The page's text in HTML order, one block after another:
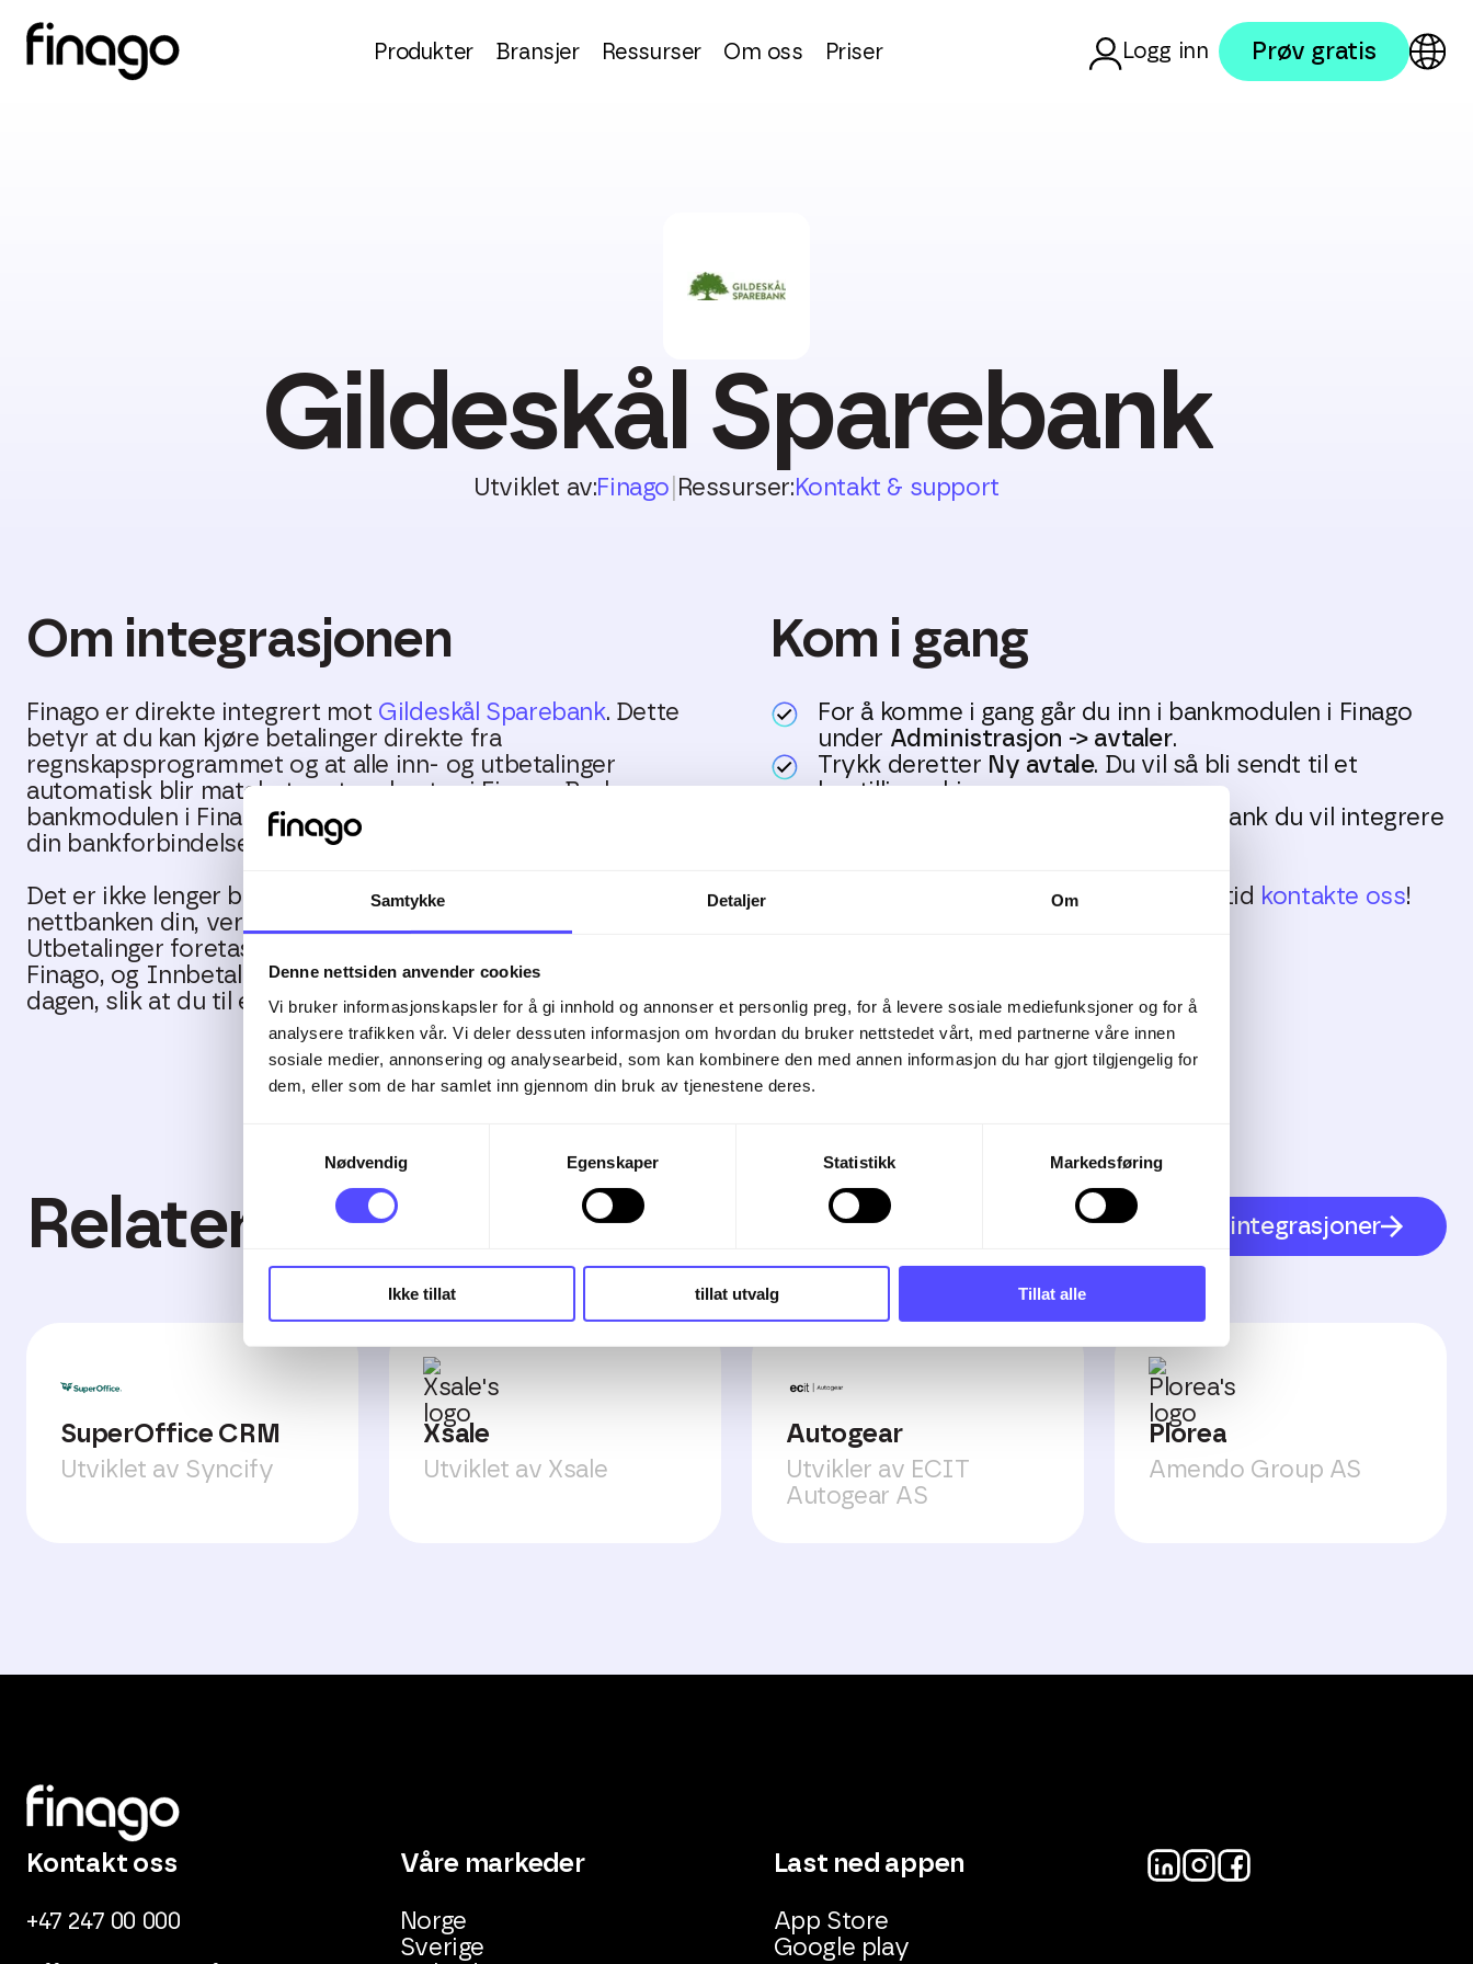
Samtykke Detaljer Om
Denne nettsiden anvender cookies
Vi bruker informasjonskapsler for å gi innhold og annonser et personlig preg, for å levere sosiale mediefunksjoner og for å
analysere trafikken vår. Vi deler dessuten informasjon om hvordan du bruker nettstedet vårt, med partnerne våre innen
sosiale medier, annonsering og analysearbeid, som kan kombinere den med annen informasjon du har gjort tilgjengelig for
dem, eller som de har samlet inn gjennom din bruk av tjenestene deres.
Nødvendig
Egenskaper Statistikk Markedsføring
Ikke tillat tillat utvalg Tillat alle
Produkter Bransjer Ressurser Om oss Priser Logg inn Prøv gratis
Gildeskål Sparebank
Utviklet av:Finago Ressurser:Kontakt & support
Om integrasjonen
Finago er direkte integrert mot Gildeskål Sparebank. Dette
betyr at du kan kjøre betalinger direkte fra
regnskapsprogrammet og at alle inn- og utbetalinger
automatisk blir matchet mot reskontro i Finago. Bruk
bankmodulen i Finago og utnytt effektiv samhandling med
din bankforbindelse.
Det er ikke lenger behov for å laste filer opp og ned i
nettbanken din, verken i forhold til inn- eller utbetalinger.
Utbetalinger foretas automatisk etter at du har godkjent de i
Finago, og Innbetalinger hentes automatisk flere ganger om
dagen, slik at du til enhver tid har oppdatert reskontro.
Kom i gang
For å komme i gang går du inn i bankmodulen i Finago
under Administrasjon -> avtaler.
Trykk deretter Ny avtale. Du vil så bli sendt til et
bestillingsskjema.
I bestillingskjema velger du ønsket bank du vil integrere
Skulle du har spørsmål til dette kan du alltid kontakte oss!
Relaterte integrasjoner Se alle integrasjoner
SuperOffice CRM
Utviklet av Syncify
Xsale
Utviklet av Xsale
Autogear
Utvikler av ECIT
Autogear AS
Plorea
Amendo Group AS
Kontakt oss
+47 247 00 000
Våre markeder
Norge
Sverige
Last ned appen
App Store
Google play